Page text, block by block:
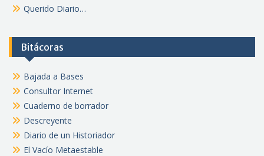
Querido Diario…
Bitácoras
Bajada a Bases
Consultor Internet
Cuaderno de borrador
Descreyente
Diario de un Historiador
El Vacío Metaestable